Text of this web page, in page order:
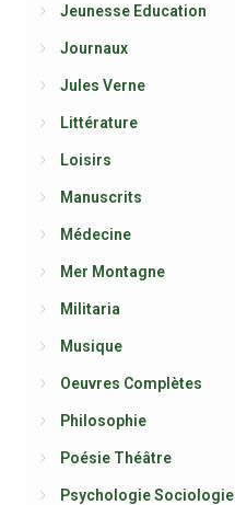
Jeunesse Education
Journaux
Jules Verne
Littérature
Loisirs
Manuscrits
Médecine
Mer Montagne
Militaria
Musique
Oeuvres Complètes
Philosophie
Poésie Théâtre
Psychologie Sociologie